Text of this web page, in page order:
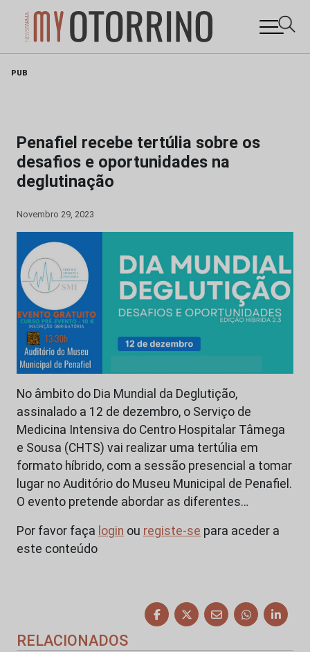
PUB
Penafiel recebe tertúlia sobre os
desafios e oportunidades na
deglutinação
Novembro 29, 2023
No âmbito do Dia Mundial da Deglutição,
assinalado a 12 de dezembro, o Serviço de
Medicina Intensiva do Centro Hospitalar Tâmega
e Sousa (CHTS) vai realizar uma tertúlia em
formato híbrido, com a sessão presencial a tomar
lugar no Auditório do Museu Municipal de Penafiel.
O evento pretende abordar as diferentes…
Por favor faça login ou registe-se para aceder a
este conteúdo
RELACIONADOS